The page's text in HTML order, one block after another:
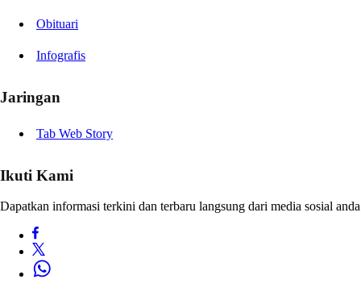
Obituari
Infografis
Jaringan
Tab Web Story
Ikuti Kami
Dapatkan informasi terkini dan terbaru langsung dari media sosial anda